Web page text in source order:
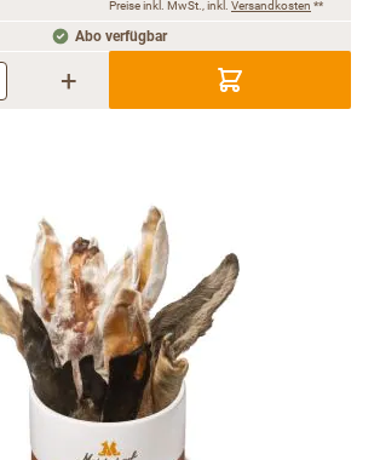
Preise inkl. MwSt., inkl. Versandkosten **
Abo verfügbar
+